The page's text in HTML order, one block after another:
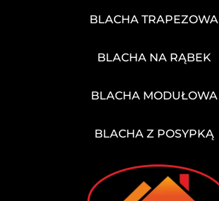
BLACHA TRAPEZOWA
BLACHA NA RĄBEK
BLACHA MODUŁOWA
BLACHA Z POSYPKĄ